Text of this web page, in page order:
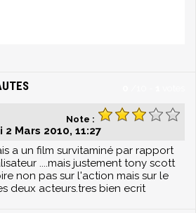
Note :
2 Mars 2010, 11:27
a un film survitaminé par rapport
....mais justement tony scott
non pas sur l'action mais sur le
deux acteurs.tres bien ecrit